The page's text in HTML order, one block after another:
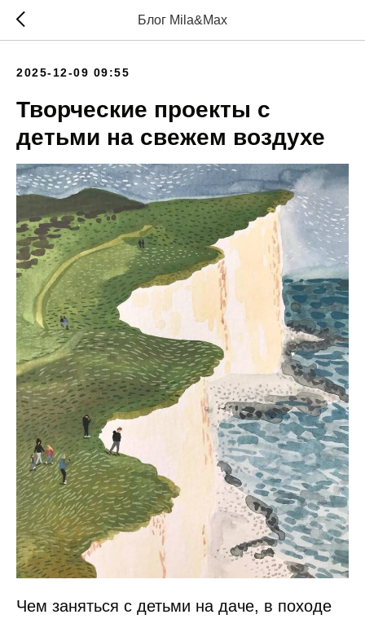
Блог Mila&Max
2025-12-09 09:55
Творческие проекты с
детьми на свежем воздухе
Чем заняться с детьми на даче, в походе